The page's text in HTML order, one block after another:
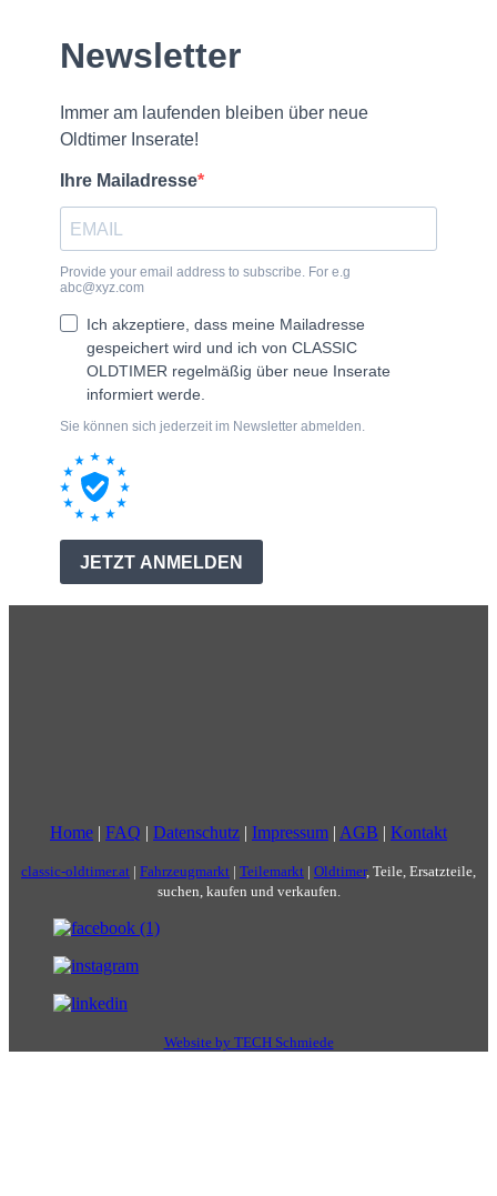
Home | FAQ | Datenschutz | Impressum | AGB | Kontakt
classic-oldtimer.at | Fahrzeugmarkt | Teilemarkt | Oldtimer, Teile, Ersatzteile,
suchen, kaufen und verkaufen.
Website by TECH Schmiede